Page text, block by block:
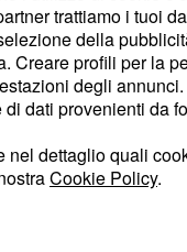
sabato, ci sarà
, però in differita,
nostra nazionale
2015-
tutte
trattiamo i tuoi
della
Creare profili per la
degli
dati provenienti da
nel dettaglio quali
Cookie Policy.